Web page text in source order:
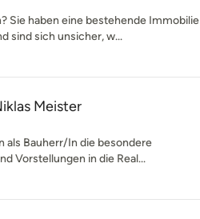
Sie haben eine bestehende Immobilie
sind sich unsicher, w...
Meister
als Bauherr/In die besondere
Vorstellungen in die Real...